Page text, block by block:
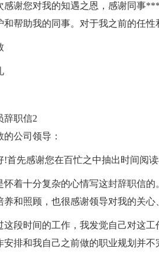
感谢您对我的知遇之恩，感谢同事
和帮助我的同事。对于我之前的任
辞职信2
的公司领导：
!首先感谢您在百忙之中抽出时间阅
怀着十分复杂的心情写这封辞职信
养和照顾，也很感谢领导对我的关
这段时间的工作，我发觉自己对这
安排和我自己之前做的职业规划并不